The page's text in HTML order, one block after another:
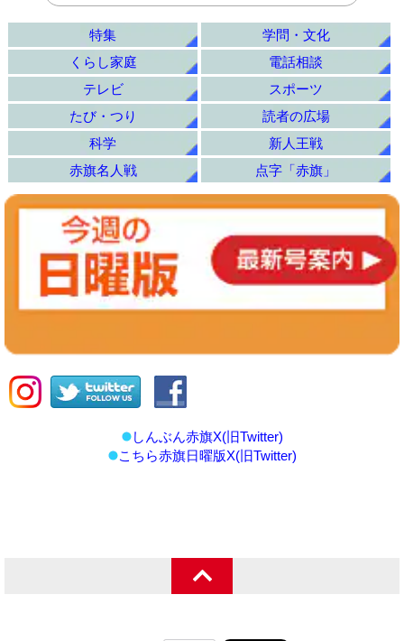
特集
学問・文化
くらし家庭
電話相談
テレビ
スポーツ
たび・つり
読者の広場
科学
新人王戦
赤旗名人戦
点字「赤旗」
しんぶん赤旗X(旧Twitter)
こちら赤旗日曜版X(旧Twitter)